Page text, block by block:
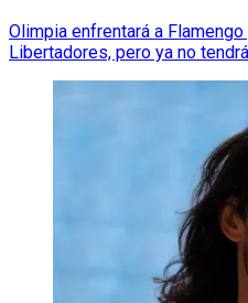
Olimpia enfrentará a
Libertadores, pero ya no